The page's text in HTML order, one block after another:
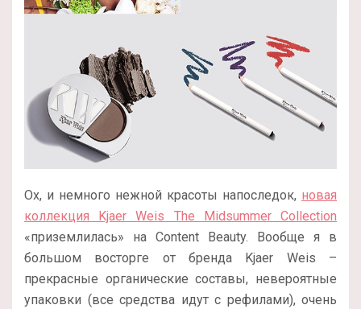
Ох, и немного нежной красоты напоследок, новая
коллекция Kjaer Weis The Midsummer Collection
«приземлилась» на Content Beauty. Вообще я в
большом восторге от бренда Kjaer Weis –
прекрасные органические составы, невероятные
упаковки (все средства идут с рефилами), очень